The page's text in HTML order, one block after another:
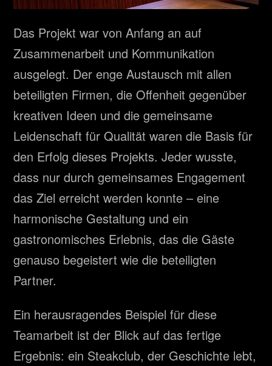
Das Projekt war von Anfang an auf
Zusammenarbeit und Kommunikation
ausgelegt. Der enge Austausch mit allen
beteiligten Firmen, die Offenheit gegenüber
kreativen Ideen und die gemeinsame
Leidenschaft für Qualität waren die Basis für
den Erfolg dieses Projekts. Jeder wusste,
dass nur durch gemeinsames Engagement
das Ziel erreicht werden konnte – eine
harmonische Gestaltung und ein
gastronomisches Erlebnis, das die Gäste
genauso begeistert wie die beteiligten
Partner.
Ein herausragendes Beispiel für diese
Teamarbeit ist der Blick auf das fertige
Ergebnis: ein Steakclub, der Geschichte lebt,